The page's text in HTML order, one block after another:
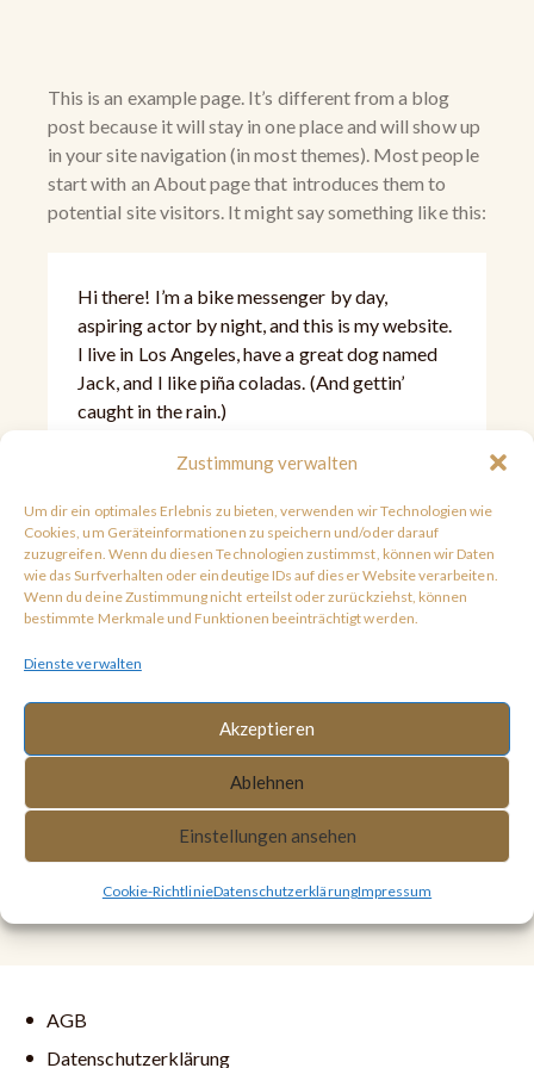
Zustimmung verwalten
Um dir ein optimales Erlebnis zu bieten, verwenden wir Technologien wie
Cookies, um Geräteinformationen zu speichern und/oder darauf
zuzugreifen. Wenn du diesen Technologien zustimmst, können wir Daten
wie das Surfverhalten oder eindeutige IDs auf dieser Website verarbeiten.
Wenn du deine Zustimmung nicht erteilst oder zurückziehst, können
bestimmte Merkmale und Funktionen beeinträchtigt werden.
Dienste verwalten
Akzeptieren
Ablehnen
Einstellungen ansehen
Cookie-RichtlinieDatenschutzerklärungImpressum
This is an example page. It’s different from a blog
post because it will stay in one place and will show up
in your site navigation (in most themes). Most people
start with an About page that introduces them to
potential site visitors. It might say something like this:
Hi there! I’m a bike messenger by day,
aspiring actor by night, and this is my website.
I live in Los Angeles, have a great dog named
Jack, and I like piña coladas. (And gettin’
caught in the rain.)
The XYZ Doohickey Company was founded in
1971, and has been providing quality
in Gotham City, XYZ employs over 2,000
for the Gotham community.
As a new WordPress user, you should go toyour
to delete this page and create new pages
for your content. Have fun!
AGB
Datenschutzerklärung